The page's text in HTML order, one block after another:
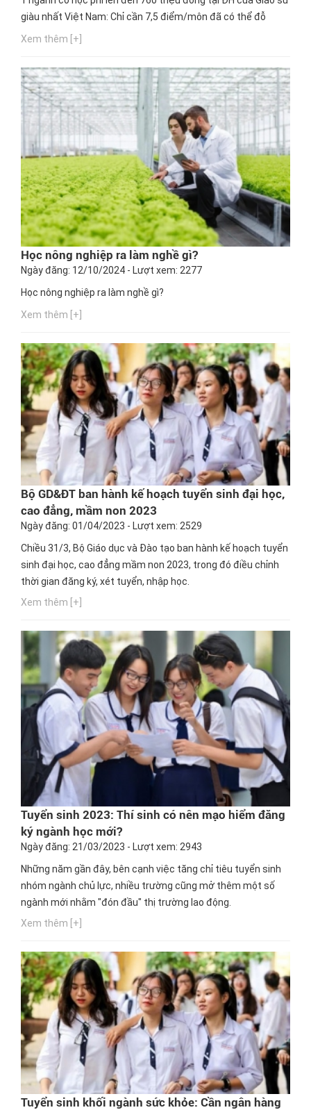
giàu nhất Việt Nam: Chỉ cần 7,5 điểm/môn đã có thể đỗ
Xem thêm [+]
Học nông nghiệp ra làm nghề gì?
Ngày đăng: 12/10/2024 - Lượt xem: 2277
Học nông nghiệp ra làm nghề gì?
Xem thêm [+]
Bộ GD&ĐT ban hành kế hoạch tuyển sinh đại học,
cao đẳng, mầm non 2023
Ngày đăng: 01/04/2023 - Lượt xem: 2529
Chiều 31/3, Bộ Giáo dục và Đào tạo ban hành kế hoạch tuyển
sinh đại học, cao đẳng mầm non 2023, trong đó điều chỉnh
thời gian đăng ký, xét tuyển, nhập học.
Xem thêm [+]
Tuyển sinh 2023: Thí sinh có nên mạo hiểm đăng
ký ngành học mới?
Ngày đăng: 21/03/2023 - Lượt xem: 2943
Những năm gần đây, bên cạnh việc tăng chỉ tiêu tuyển sinh
nhóm ngành chủ lực, nhiều trường cũng mở thêm một số
ngành mới nhằm "đón đầu" thị trường lao động.
Xem thêm [+]
Tuyển sinh khối ngành sức khỏe: Cần ngân hàng